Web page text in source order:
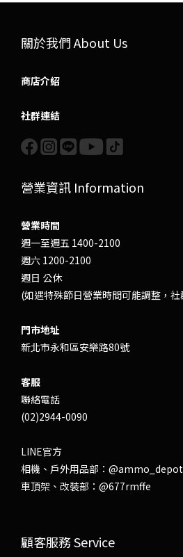
關於我們 About Us
商店介紹
社群連結
營業資訊 Information
營業時間
週一至週五 1400-2100
週六 1200-2100
週日 公休
(如遇特殊節日營業時間可能調整，
門市地址
新北市永和區安樂路80號
客服
聯絡電話
(02)2944-0090
LINE官方
相機、戶外用品部： @ammo_depot
車頂架、改裝部： @677rmffe
顧客服務 Service